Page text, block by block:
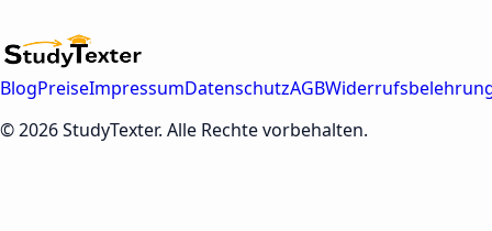
BlogPreiseImpressumDatenschutzAGB
© 2026 StudyTexter. Alle Rechte vorbehalten.